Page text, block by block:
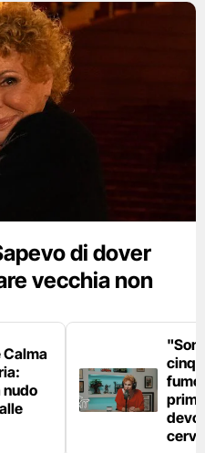
di dover
vecchia non
Calma
fumo
devo